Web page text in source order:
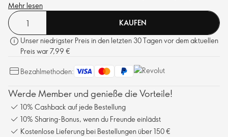
Mehr lesen
KAUFEN
Unser niedrigster Preis in den letzten 30 Tagen vor dem aktuellen
Preis war 7,99 €
Bezahlmethoden:
Werde Member und genieße die Vorteile!
10% Cashback auf jede Bestellung
10% Sharing-Bonus, wenn du Freunde einlädst
Kostenlose Lieferung bei Bestellungen über 150 €